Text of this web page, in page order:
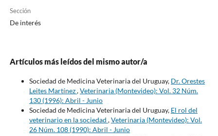
Sección
De interés
Artículos más leídos del mismo autor/a
Sociedad de Medicina Veterinaria del Uruguay, Dr. Orestes
Leites Martínez,Veterinaria (Montevideo): Vol. 32 Núm.
130 (1996): Abril - Junio
Sociedad de Medicina Veterinaria del Uruguay, El rol del
veterinario en la sociedad ,Veterinaria (Montevideo): Vol.
26 Núm. 108 (1990): Abril - Junio